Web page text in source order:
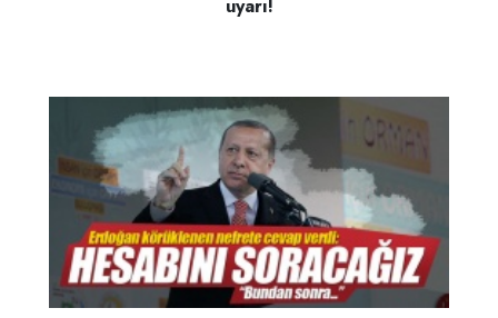
uyarı!